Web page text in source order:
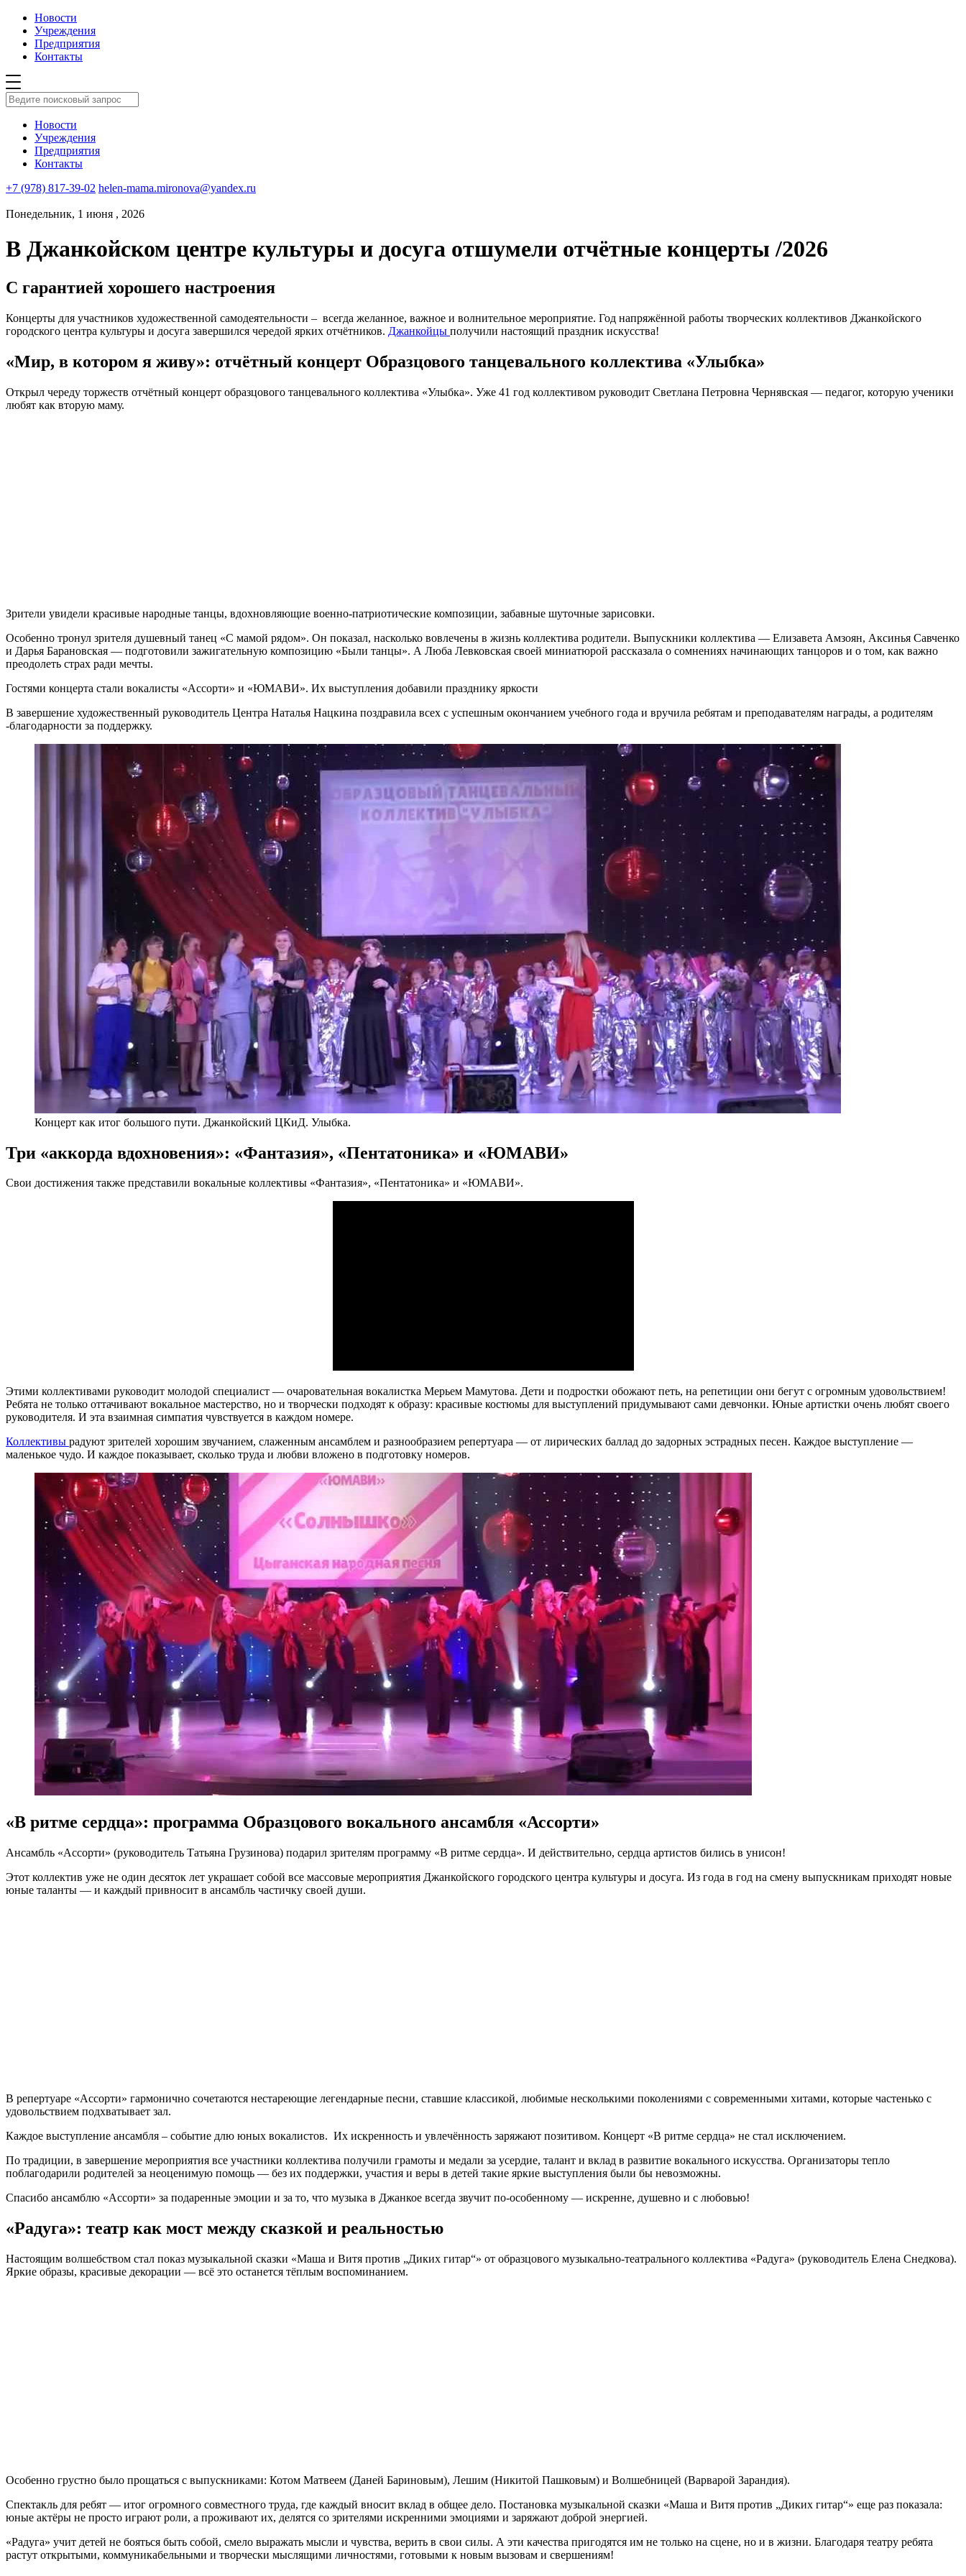
Новости
Учреждения
Предприятия
Контакты
Новости
Учреждения
Предприятия
Контакты
+7 (978) 817-39-02 helen-mama.mironova@yandex.ru
Понедельник, 1 июня , 2026
В Джанкойском центре культуры и досуга отшумели отчётные концерты /2026
С гарантией хорошего настроения
Концерты для участников художественной самодеятельности – всегда желанное, важное и волнительное мероприятие. Год напряжённой работы творческих коллективов Джанкойского
городского центра культуры и досуга завершился чередой ярких отчётников. Джанкойцы получили настоящий праздник искусства!
«Мир, в котором я живу»: отчётный концерт Образцового танцевального коллектива «Улыбка»
Открыл череду торжеств отчётный концерт образцового танцевального коллектива «Улыбка». Уже 41 год коллективом руководит Светлана Петровна Чернявская — педагог, которую ученики
любят как вторую маму.
Зрители увидели красивые народные танцы, вдохновляющие военно‑патриотические композиции, забавные шуточные зарисовки.
Особенно тронул зрителя душевный танец «С мамой рядом». Он показал, насколько вовлечены в жизнь коллектива родители. Выпускники коллектива — Елизавета Амзоян, Аксинья Савченко
и Дарья Барановская — подготовили зажигательную композицию «Были танцы». А Люба Левковская своей миниатюрой рассказала о сомнениях начинающих танцоров и о том, как важно
преодолеть страх ради мечты.
Гостями концерта стали вокалисты «Ассорти» и «ЮМАВИ». Их выступления добавили празднику яркости
В завершение художественный руководитель Центра Наталья Нацкина поздравила всех с успешным окончанием учебного года и вручила ребятам и преподавателям награды, а родителям
-благодарности за поддержку.
Концерт как итог большого пути. Джанкойский ЦКиД. Улыбка.
Три «аккорда вдохновения»: «Фантазия», «Пентатоника» и «ЮМАВИ»
Свои достижения также представили вокальные коллективы «Фантазия», «Пентатоника» и «ЮМАВИ».
Этими коллективами руководит молодой специалист — очаровательная вокалистка Мерьем Мамутова. Дети и подростки обожают петь, на репетиции они бегут с огромным удовольствием!
Ребята не только оттачивают вокальное мастерство, но и творчески подходят к образу: красивые костюмы для выступлений придумывают сами девчонки. Юные артистки очень любят своего
руководителя. И эта взаимная симпатия чувствуется в каждом номере.
Коллективы радуют зрителей хорошим звучанием, слаженным ансамблем и разнообразием репертуара — от лирических баллад до задорных эстрадных песен. Каждое выступление —
маленькое чудо. И каждое показывает, сколько труда и любви вложено в подготовку номеров.
«В ритме сердца»: программа Образцового вокального ансамбля «Ассорти»
Ансамбль «Ассорти» (руководитель Татьяна Грузинова) подарил зрителям программу «В ритме сердца». И действительно, сердца артистов бились в унисон!
Этот коллектив уже не один десяток лет украшает собой все массовые мероприятия Джанкойского городского центра культуры и досуга. Из года в год на смену выпускникам приходят новые
юные таланты — и каждый привносит в ансамбль частичку своей души.
В репертуаре «Ассорти» гармонично сочетаются нестареющие легендарные песни, ставшие классикой, любимые несколькими поколениями с современными хитами, которые частенько с
удовольствием подхватывает зал.
Каждое выступление ансамбля – событие длю юных вокалистов. Их искренность и увлечённость заряжают позитивом. Концерт «В ритме сердца» не стал исключением.
По традиции, в завершение мероприятия все участники коллектива получили грамоты и медали за усердие, талант и вклад в развитие вокального искусства. Организаторы тепло
поблагодарили родителей за неоценимую помощь — без их поддержки, участия и веры в детей такие яркие выступления были бы невозможны.
Спасибо ансамблю «Ассорти» за подаренные эмоции и за то, что музыка в Джанкое всегда звучит по‑особенному — искренне, душевно и с любовью!
«Радуга»: театр как мост между сказкой и реальностью
Настоящим волшебством стал показ музыкальной сказки «Маша и Витя против „Диких гитар“» от образцового музыкально‑театрального коллектива «Радуга» (руководитель Елена Снедкова).
Яркие образы, красивые декорации — всё это останется тёплым воспоминанием.
Особенно грустно было прощаться с выпускниками: Котом Матвеем (Даней Бариновым), Лешим (Никитой Пашковым) и Волшебницей (Варварой Зарандия).
Спектакль для ребят — итог огромного совместного труда, где каждый вносит вклад в общее дело. Постановка музыкальной сказки «Маша и Витя против „Диких гитар“» еще раз показала:
юные актёры не просто играют роли, а проживают их, делятся со зрителями искренними эмоциями и заряжают доброй энергией.
«Радуга» учит детей не бояться быть собой, смело выражать мысли и чувства, верить в свои силы. А эти качества пригодятся им не только на сцене, но и в жизни. Благодаря театру ребята
растут открытыми, коммуникабельными и творчески мыслящими личностями, готовыми к новым вызовам и свершениям!